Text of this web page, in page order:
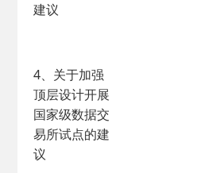
建议
4、关于加强
顶层设计开展
国家级数据交
易所试点的建
议